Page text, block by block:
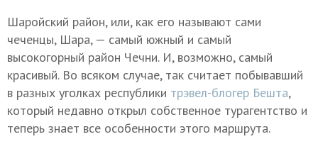
Шаройский район, или, как его называют сами
чеченцы, Шара, — самый южный и самый
высокогорный район Чечни. И, возможно, самый
красивый. Во всяком случае, так считает побывавший
в разных уголках республики трэвел-блогер Бешта,
который недавно открыл собственное турагентство и
теперь знает все особенности этого маршрута.